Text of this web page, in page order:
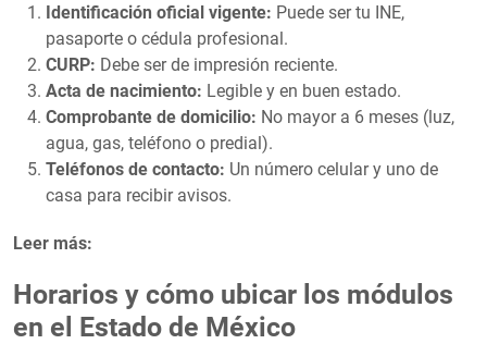
Identificación oficial vigente: Puede ser tu INE,
pasaporte o cédula profesional.
CURP: Debe ser de impresión reciente.
Acta de nacimiento: Legible y en buen estado.
Comprobante de domicilio: No mayor a 6 meses (luz,
agua, gas, teléfono o predial).
Teléfonos de contacto: Un número celular y uno de
casa para recibir avisos.
Leer más:
Horarios y cómo ubicar los módulos
en el Estado de México